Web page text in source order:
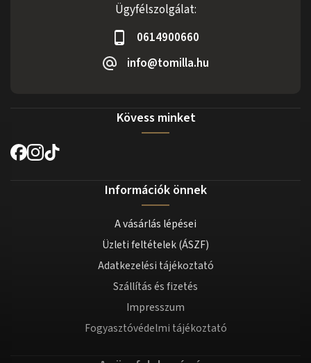
Ügyfélszolgálat:
0614900660
info@tomilla.hu
Kövess minket
Információk önnek
A vásárlás lépései
Üzleti feltételek (ÁSZF)
Adatkezelési tájékoztató
Szállítás és fizetés
Impresszum
Fogyasztóvédelmi tájékoztató